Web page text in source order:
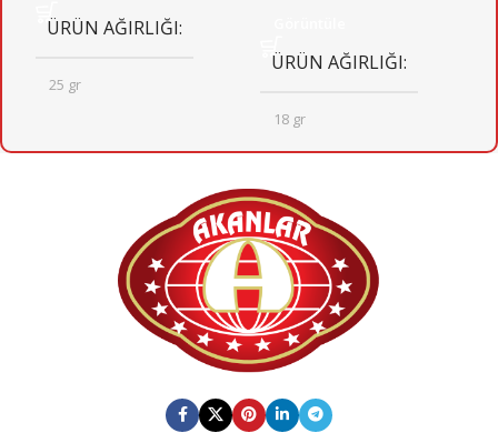
ÜRÜN AĞIRLIĞI
25 gr
KOLI İÇI ADET
222mm X 392mm X 367mm
KOLI BARKOD
ÜRÜN AĞIRLIĞI
18 gr
KOLI ÖLÇÜSÜ
372mm X 467mm X 322mm
KOLI BARKOD
0868 116 190 1041